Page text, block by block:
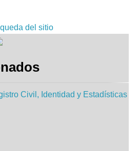
del sitio
Civil, Identidad y Estadísticas